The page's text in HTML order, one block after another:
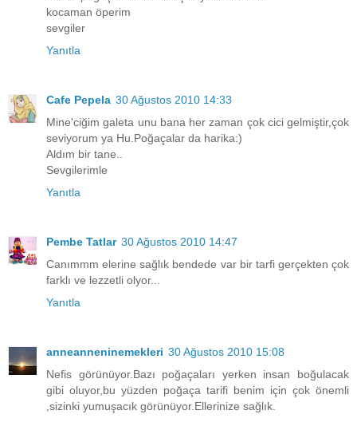
kocaman öperim
sevgiler
Yanıtla
Cafe Pepela 30 Ağustos 2010 14:33
Mine'ciğim galeta unu bana her zaman çok cici gelmiştir,çok
seviyorum ya Hu.Poğaçalar da harika:)
Aldım bir tane..
Sevgilerimle
Yanıtla
Pembe Tatlar 30 Ağustos 2010 14:47
Canımmm elerine sağlık bendede var bir tarfi gerçekten çok
farklı ve lezzetli olyor...
Yanıtla
anneanneninemekleri 30 Ağustos 2010 15:08
Nefis görünüyor.Bazı poğaçaları yerken insan boğulacak
gibi oluyor,bu yüzden poğaça tarifi benim için çok önemli
,sizinki yumuşacık görünüyor.Ellerinize sağlık.